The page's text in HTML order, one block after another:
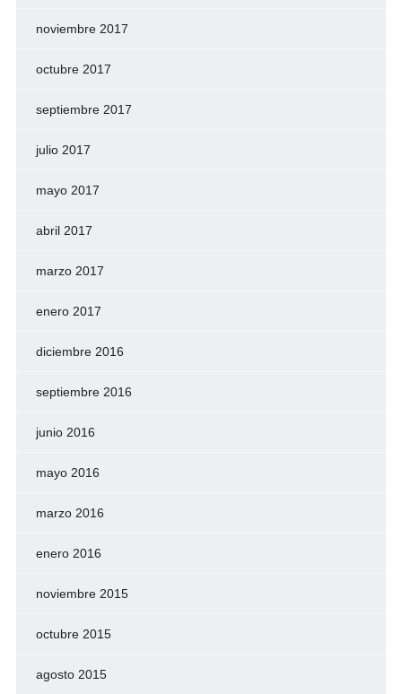
noviembre 2017
octubre 2017
septiembre 2017
julio 2017
mayo 2017
abril 2017
marzo 2017
enero 2017
diciembre 2016
septiembre 2016
junio 2016
mayo 2016
marzo 2016
enero 2016
noviembre 2015
octubre 2015
agosto 2015